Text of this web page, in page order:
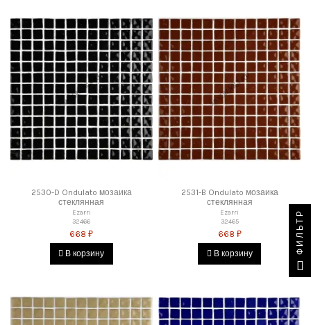
2530-D Ondulato мозаика
стеклянная
Ezarri
32466
668 ₽
В корзину
2531-B Ondulato мозаика
стеклянная
Ezarri
32465
668 ₽
В корзину ФИЛЬТР